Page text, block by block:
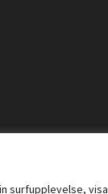
surfupplevelse, visa